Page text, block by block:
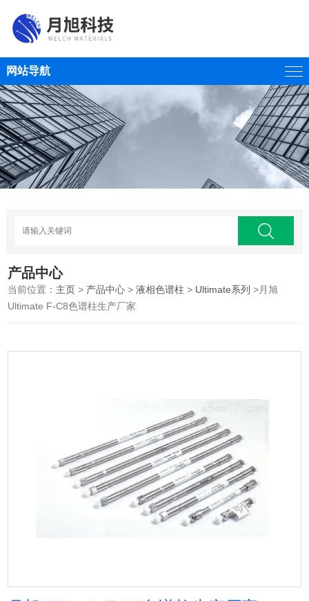
网站导航
产品中心
当前位置： 主页 > 产品中心 >液相色谱柱 > Ultimate系列 >月旭
Ultimate F-C8色谱柱生产厂家